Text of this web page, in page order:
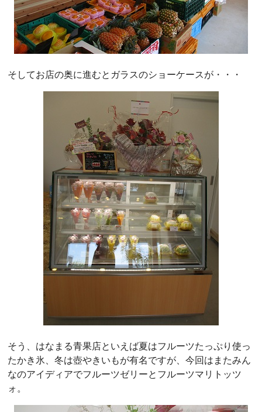
そしてお店の奥に進むとガラスのショーケースが・・・
そう、はなまる青果店といえば夏はフルーツたっぷり使っ
たかき氷、冬は壺やきいもが有名ですが、今回はまたみん
なのアイディアでフルーツゼリーとフルーツマリトッツ
ォ。